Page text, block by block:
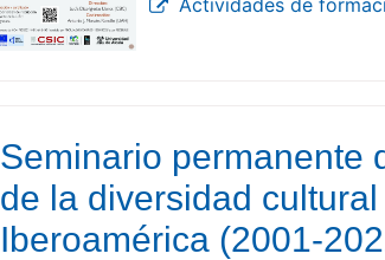
Seminario permanente
de la diversidad
Iberoamérica (2001-